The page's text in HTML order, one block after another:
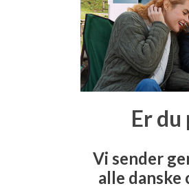
Er du
Vi sender
alle danske